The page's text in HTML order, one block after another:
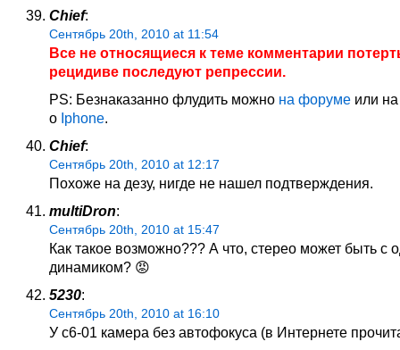
Chief:
Сентябрь 20th, 2010 at 11:54
Все не относящиеся к теме комментарии
рецидиве последуют репрессии.
PS: Безнаказанно флудить можно на форуме или
о Iphone.
Chief:
Сентябрь 20th, 2010 at 12:17
Похоже на дезу, нигде не нашел подтверждения.
multiDron:
Сентябрь 20th, 2010 at 15:47
Как такое возможно??? А что, стерео может быть с
динамиком? 😡
5230:
Сентябрь 20th, 2010 at 16:10
У c6-01 камера без автофокуса (в Интернете